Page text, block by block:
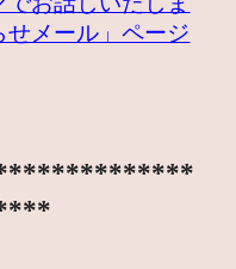
メール」ページ